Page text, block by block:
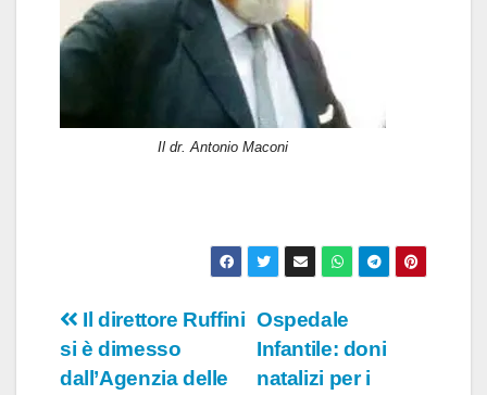
Il dr. Antonio Maconi
Navigazione
articoli
Ospedale
Infantile: doni
natalizi per i
Il direttore Ruffini
si è dimesso
dall’Agenzia delle